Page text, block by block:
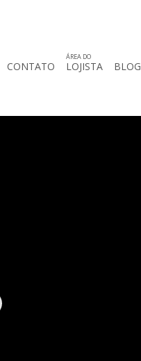
CONTATO
ÁREA DO
LOJISTA BLOG